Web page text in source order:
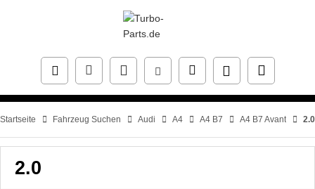
Startseite Fahrzeug Suchen Audi A4 A4 B7 A4 B7 Avant 2.0
2.0